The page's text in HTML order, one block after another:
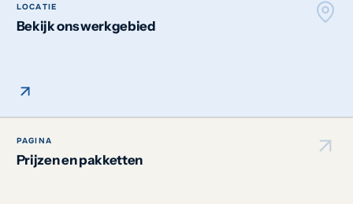
LOCATIE
Bekijk ons werkgebied
PAGINA
Prijzen en pakketten